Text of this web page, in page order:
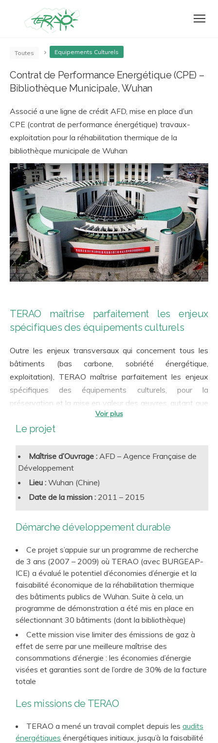
Toutes Equipements Culturels
Contrat de Performance Energétique (CPE) –
Bibliothèque Municipale, Wuhan
Associé a une ligne de crédit AFD, mise en place d’un
CPE (contrat de performance énergétique) travaux-
exploitation pour la réhabilitation thermique de la
bibliothèque municipale de Wuhan
TERAO maîtrise parfaitement les enjeux
spécifiques des équipements culturels
Outre les enjeux transversaux qui concernent tous les
bâtiments (bas carbone, sobriété énergétique,
exploitation), TERAO maîtrise parfaitement les enjeux
spécifiques des équipements culturels, pour la
préservation et la mise en valeur des œuvres, autant que
pour la qualité de l’expérience des utilisateurs :
Qualité de l’air intérieur
hygrothermique
Adaptabilité et flexibilité vis-à-vis des différents
scénarios d’occupation
Accessibilité, biophilie, connectivité, attractivité et
Lutte contre l’Effet d’Ilot de Chaleur Urbain
prestigieux et architecturalement hors normes tels que la
Arts Talents et Patrimoine, le Centre des Congrès de
Rennes… que de nombreux projets de collectivités
petites et grandes. Nous intervenons aussi régulièrement
pour le compte de l’OPPIC, Opérateur du patrimoine et
des projets immobiliers de la Culture, sur des bâtiments
classés aux Monuments Historiques (Château de
Versailles…).
Le projet
Maîtrise d’Ouvrage : AFD – Agence Française de
Développement
Lieu : Wuhan (Chine)
Date de la mission : 2011 – 2015
Démarche développement durable
Ce projet s’appuie sur un programme de recherche
de 3 ans (2007 – 2009) où TERAO (avec BURGEAP-
ICE) a évalué le potentiel d’économies d’énergie et la
faisabilité économique de la réhabilitation thermique
des bâtiments publics de Wuhan. Suite à cela, un
programme de démonstration a été mis en place en
sélectionnant 30 bâtiments (dont la bibliothèque)
Cette mission vise limiter des émissions de gaz à
effet de serre par une meilleure maîtrise des
consommations d’énergie : les économies d’énergie
visées et garanties sont de l’ordre de 30% de la facture
totale
Les missions de TERAO
TERAO a mené un travail complet depuis les audits
énergétiques énergétiques initiaux, jusqu’à la faisabilité